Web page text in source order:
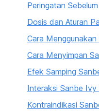
Peringatan
Dosis dan Aturan
Cara
Cara Menyimpan
Efek Samping
Interaksi Sanbe Ivy
Kontraindikasi